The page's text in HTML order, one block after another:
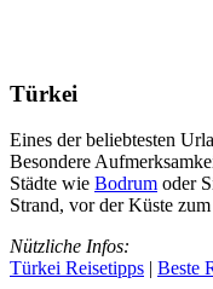
Türkei
Eines der beliebtesten
Besondere
Städte wie Bodrum oder
Strand, vor der Küste
Nützliche Infos:
Türkei Reisetipps | Beste